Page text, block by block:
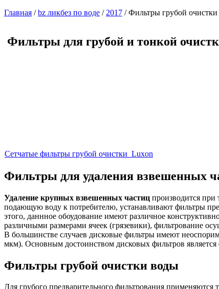
Главная /bz ликбез по воде / 2017 /Фильтры грубой очистки
Фильтры для грубой и тонкой
Сетчатые фильтры грубой очистки Luxon
Фильтры для удаления взвешенных
Удаление крупных взвешенных частиц производится при
подающую воду к потребителю, устанавливают фильтры
этого, даннное обоудование имеют различное
различными размерами ячеек (грязевики), фильтрование
В большинстве случаев дисковые фильтры имеют
мкм). Основным достоинством дисковых фильтров
Фильтры грубой очистки воды
Для грубого предварительного фильтрования